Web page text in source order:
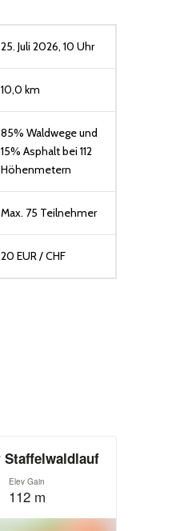
25. Juli 2026, 10 Uhr
10,0 km
85% Waldwege und
15% Asphalt bei 112
Höhenmetern
Max. 75 Teilnehmer
20 EUR / CHF